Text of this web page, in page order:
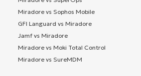
Miradore vs Sophos Mobile
GFI Languard vs Miradore
Jamf vs Miradore
Miradore vs Moki Total Control
Miradore vs SureMDM